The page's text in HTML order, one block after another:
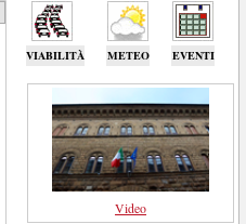
VIABILITÀ METEO EVENTI
Video